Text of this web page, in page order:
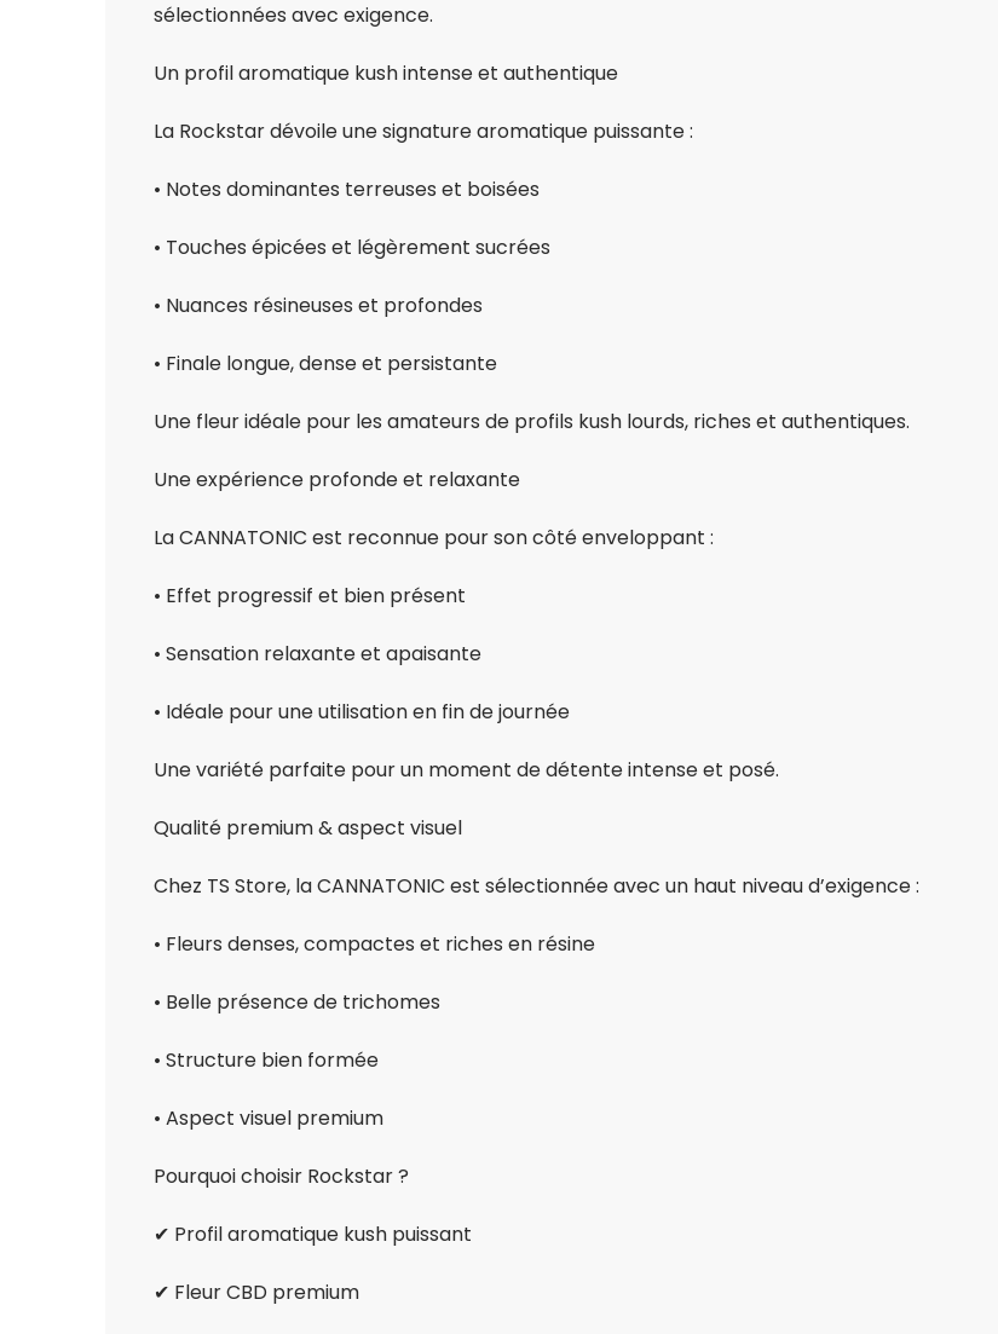
sélectionnées avec exigence.
Un profil aromatique kush intense et authentique
La Rockstar dévoile une signature aromatique puissante :
• Notes dominantes terreuses et boisées
• Touches épicées et légèrement sucrées
• Nuances résineuses et profondes
• Finale longue, dense et persistante
Une fleur idéale pour les amateurs de profils kush lourds, riches et authentiques.
Une expérience profonde et relaxante
La CANNATONIC est reconnue pour son côté enveloppant :
• Effet progressif et bien présent
• Sensation relaxante et apaisante
• Idéale pour une utilisation en fin de journée
Une variété parfaite pour un moment de détente intense et posé.
Qualité premium & aspect visuel
Chez TS Store, la CANNATONIC est sélectionnée avec un haut niveau d’exigence :
• Fleurs denses, compactes et riches en résine
• Belle présence de trichomes
• Structure bien formée
• Aspect visuel premium
Pourquoi choisir Rockstar ?
✔ Profil aromatique kush puissant
✔ Fleur CBD premium